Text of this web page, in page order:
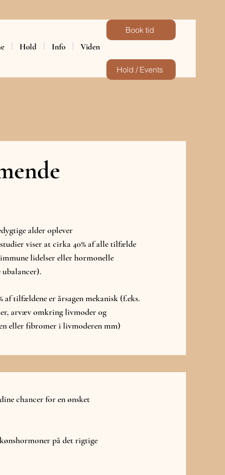
Hold Info Viden
Book tid
Hold / Events
alder oplever
viser at cirka 40% af alle tilfælde
lidelser eller hormonelle
af tilfældene er årsagen mekanisk (f.eks.
arvæv omkring livmoder og
eller fibromer i livmoderen mm)
chancer for en ønsket
på det rigtige